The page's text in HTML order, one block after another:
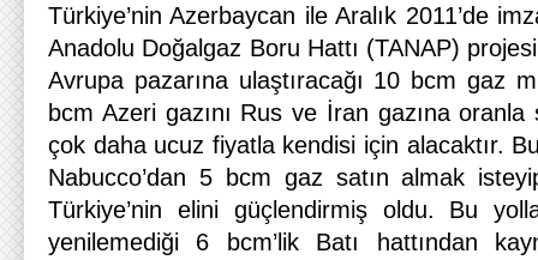
Türkiye’nin Azerbaycan ile Aralık 2011’de
Anadolu Doğalgaz Boru Hattı (TANAP)
Avrupa pazarına ulaştıracağı 10 bcm gaz
bcm Azeri gazını Rus ve İran gazına
çok daha ucuz fiyatla kendisi için alacaktır.
Nabucco’dan 5 bcm gaz satın almak
Türkiye’nin elini güçlendirmiş oldu. Bu
yenilemediği 6 bcm’lik Batı hattından